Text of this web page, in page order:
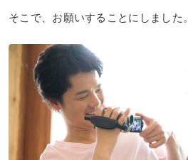
そこで、お願いすることにしました。